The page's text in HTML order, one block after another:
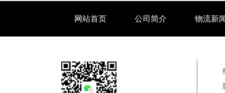
网站首页 公司简介 物流新